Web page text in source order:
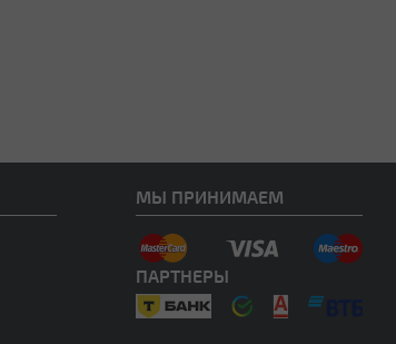
МЫ ПРИНИМАЕМ
ПАРТНЕРЫ